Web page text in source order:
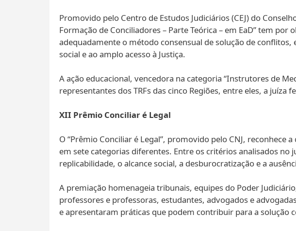
Promovido pelo Centro de Estudos Judiciários (CEJ) do
Formação de Conciliadores – Parte Teórica – em EaD” tem
adequadamente o método consensual de solução de conflitos,
social e ao amplo acesso à Justiça.
A ação educacional, vencedora na categoria “Instrutores de
representantes dos TRFs das cinco Regiões, entre eles, a juíza
XII Prêmio Conciliar é Legal
O “Prêmio Conciliar é Legal”, promovido pelo CNJ, reconhece
em sete categorias diferentes. Entre os critérios analisados no
replicabilidade, o alcance social, a desburocratização e a
A premiação homenageia tribunais, equipes do Poder
professores e professoras, estudantes, advogados e
e apresentaram práticas que podem contribuir para a solução